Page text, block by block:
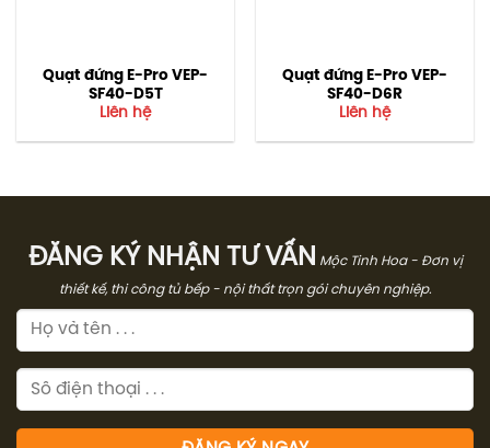
Quạt đứng E-Pro VEP-
SF40-D5T
Liên hệ
Quạt đứng E-Pro VEP-
SF40-D6R
Liên hệ
ĐĂNG KÝ NHẬN TƯ VẤN
Mộc Tinh Hoa - Đơn vị
thiết kế, thi công tủ bếp - nội thất trọn gói chuyên nghiệp.